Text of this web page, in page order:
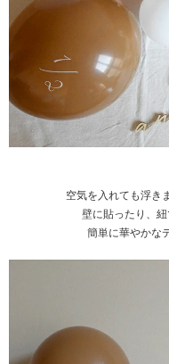
空気を入れても浮き
壁に貼ったり、
簡単に華やかな